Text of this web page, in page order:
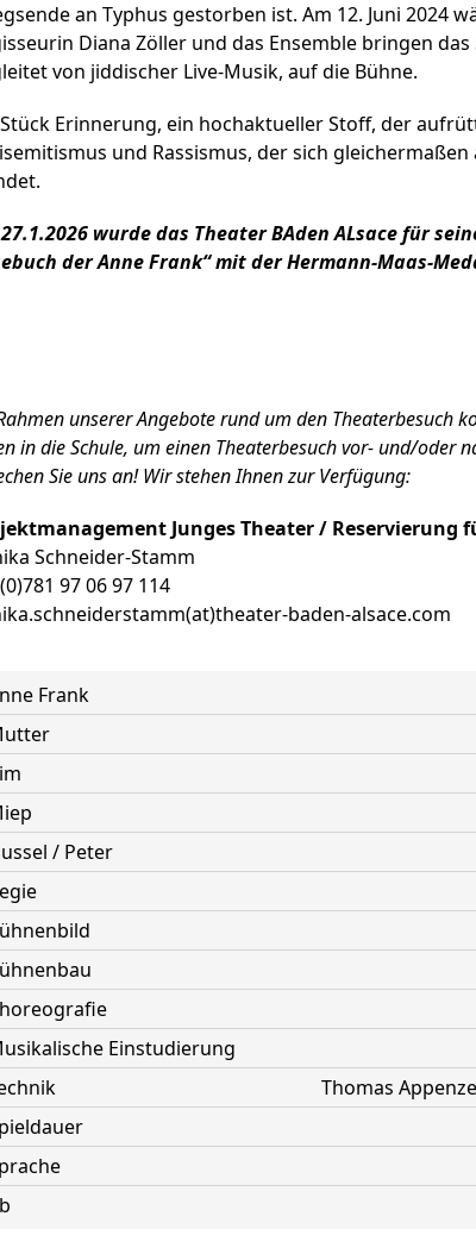
an Typhus gestorben ist. Am 12. Juni 2024
Diana Zöller und das Ensemble bringen
von jiddischer Live-Musik, auf die Bühne.
Erinnerung, ein hochaktueller Stoff, der
und Rassismus, der sich
wurde das Theater BAden ALsace für
der Anne Frank“ mit der Hermann-Maas-
unserer Angebote rund um den Theaterbesuch
in die Schule, um einen Theaterbesuch vor- und/oder
Sie uns an! Wir stehen Ihnen zur Verfügung:
Junges Theater / Reservierung
Schneider-Stamm
97 06 97 114
baden-alsace.com
Frank
/ Peter
Einstudierung
Thomas